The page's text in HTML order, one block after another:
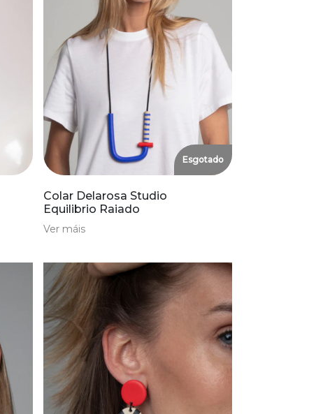
Esgotado
Colar Delarosa Studio
Equilibrio Raiado
Ver máis